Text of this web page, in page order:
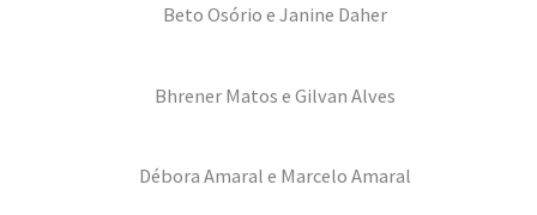
Beto Osório e Janine Daher
Bhrener Matos e Gilvan Alves
Débora Amaral e Marcelo Amaral